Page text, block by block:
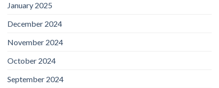
January 2025
December 2024
November 2024
October 2024
September 2024